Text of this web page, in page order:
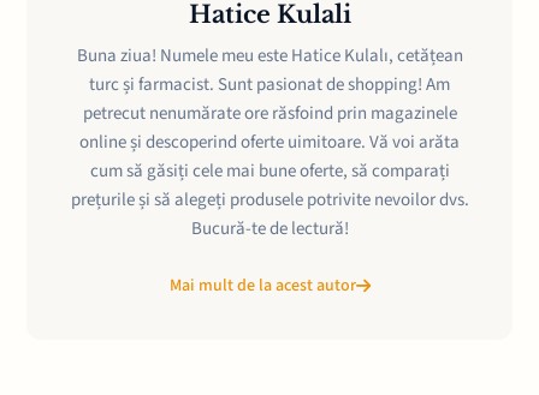
Hatice Kulali
Buna ziua! Numele meu este Hatice Kulalı, cetățean
turc și farmacist. Sunt pasionat de shopping! Am
petrecut nenumărate ore răsfoind prin magazinele
online și descoperind oferte uimitoare. Vă voi arăta
cum să găsiți cele mai bune oferte, să comparați
prețurile și să alegeți produsele potrivite nevoilor dvs.
Bucură-te de lectură!
Mai mult de la acest autor